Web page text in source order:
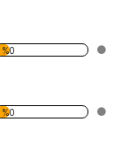
%0
%0